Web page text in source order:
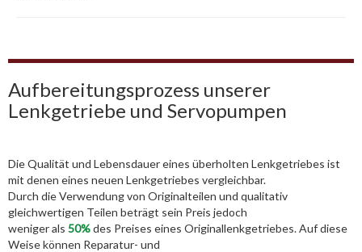
Aufbereitungsprozess unserer
Lenkgetriebe und Servopumpen
Die Qualität und Lebensdauer eines überholten Lenkgetriebes ist
mit denen eines neuen Lenkgetriebes vergleichbar.
Durch die Verwendung von Originalteilen und qualitativ
gleichwertigen Teilen beträgt sein Preis jedoch
weniger als 50%des Preises eines Originallenkgetriebes. Auf diese
Weise können Reparatur- und